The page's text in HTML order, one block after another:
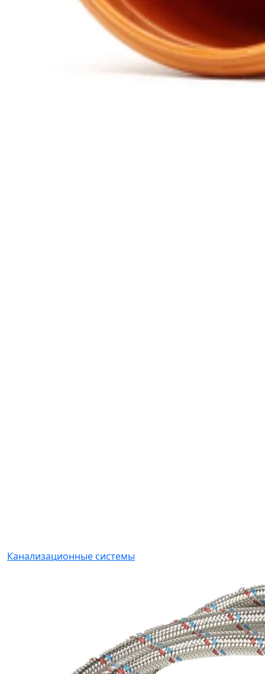
Канализационные системы